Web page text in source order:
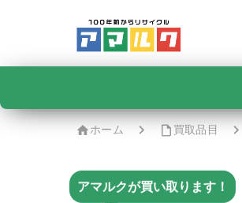
ホーム 買取品目
アマルクが買い取ります！